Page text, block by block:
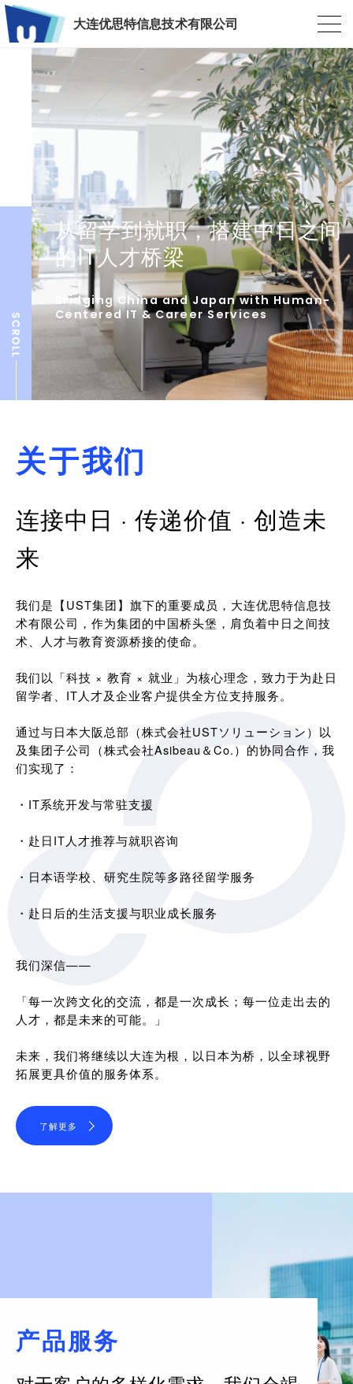
大连优思特信息技术有限公司
从留学到就职，搭建中日之间
的IT人才桥梁
Bridging China and Japan with Human-
Centered IT & Career Services
关于我们
连接中日 · 传递价值 · 创造未
来
我们是【UST集团】旗下的重要成员，大连优思特信息技
术有限公司，作为集团的中国桥头堡，肩负着中日之间技
术、人才与教育资源桥接的使命。
我们以「科技 × 教育 × 就业」为核心理念，致力于为赴日
留学者、IT人才及企业客户提供全方位支持服务。
通过与日本大阪总部（株式会社USTソリューション）以
及集团子公司（株式会社Asibeau＆Co.）的协同合作，我
们实现了：
・IT系统开发与常驻支援
・赴日IT人才推荐与就职咨询
・日本语学校、研究生院等多路径留学服务
・赴日后的生活支援与职业成长服务
我们深信——
「每一次跨文化的交流，都是一次成长；每一位走出去的
人才，都是未来的可能。」
未来，我们将继续以大连为根，以日本为桥，以全球视野
拓展更具价值的服务体系。
了解更多
产品服务